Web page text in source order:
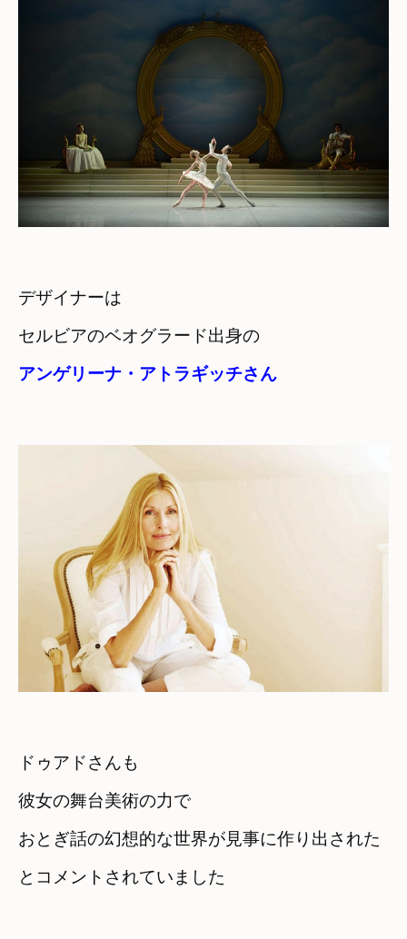
デザイナーは
セルビアのベオグラード出身の
アンゲリーナ・アトラギッチさん
ドゥアドさんも
彼女の舞台美術の力で
おとぎ話の幻想的な世界が見事に作り出された
とコメントされていました